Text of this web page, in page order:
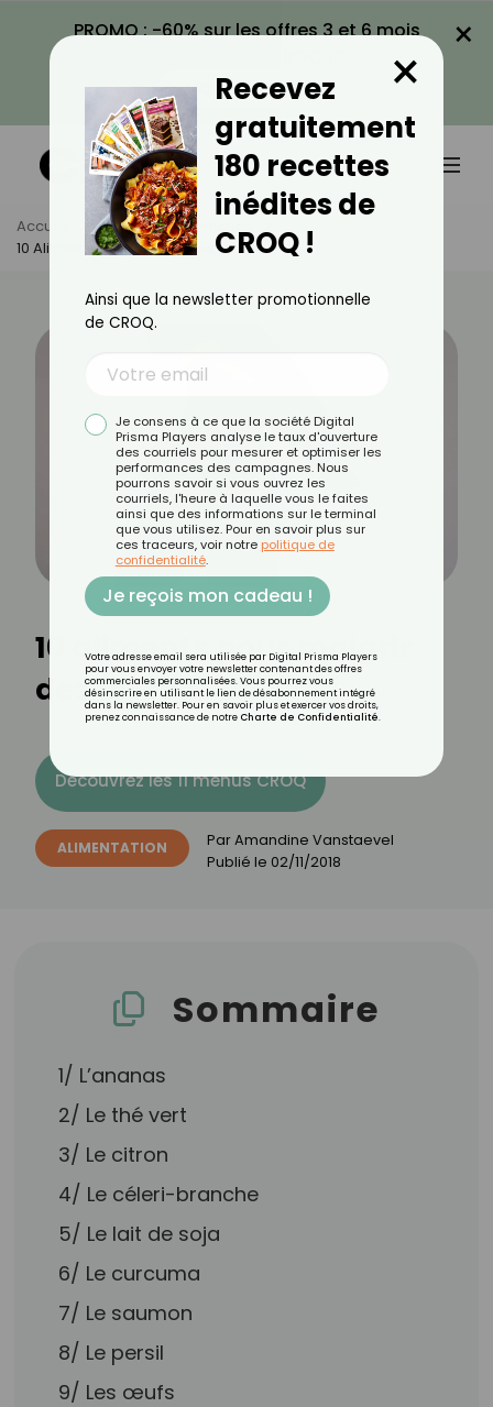
PROMO : -60% sur les offres 3 et 6 mois
VOIR LA PROMO
×
Accueil Actus
Alimentation
10 Aliments Pour Maigrir Des Fesses
10 aliments pour maigrir
des fesses
Découvrez les 11 menus CROQ
ALIMENTATION ParAmandine Vanstaevel
Publié le 02/11/2018
Sommaire
1/ L’ananas
2/ Le thé vert
3/ Le citron
4/ Le céleri-branche
5/ Le lait de soja
6/ Le curcuma
7/ Le saumon
8/ Le persil
9/ Les œufs
Recevez
gratuitement
180 recettes
inédites de
CROQ !
×
Ainsi que la newsletter promotionnelle
de CROQ.
Je consens à ce que la société Digital
Prisma Players analyse le taux d'ouverture
des courriels pour mesurer et optimiser les
performances des campagnes. Nous
pourrons savoir si vous ouvrez les
courriels, l'heure à laquelle vous le faites
ainsi que des informations sur le terminal
que vous utilisez. Pour en savoir plus sur
ces traceurs, voir notre politique de
confidentialité.
Je reçois mon cadeau !
Votre adresse email sera utilisée par Digital Prisma Players
pour vous envoyer votre newsletter contenant des offres
commerciales personnalisées. Vous pourrez vous
désinscrire en utilisant le lien de désabonnement intégré
dans la newsletter. Pour en savoir plus et exercer vos droits,
prenez connaissance de notre Charte de Confidentialité.